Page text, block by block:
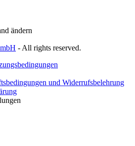
ändern
- All rights reserved.
und Widerrufsbelehrung